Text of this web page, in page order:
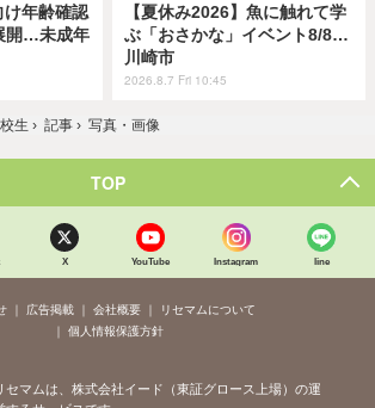
年齢確認
開…未成年
【夏休み2026】魚に触れて学
ぶ「おさかな」イベント8/8…
川崎市
2026.8.7 Fri 10:45
生 › 記事 › 写真・画像
TOP
X YouTube Instagram line
広告掲載 会社概要
リセマムについて
個人情報保護方針
セマムは、株式会社イード（東証グロース上場）の運